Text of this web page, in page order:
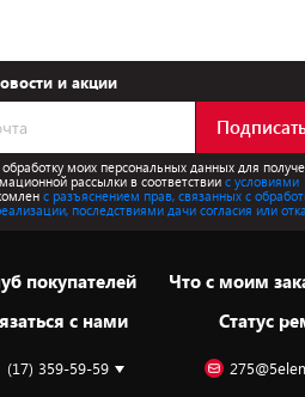
и акции
моих персональных данных для
рассылки в соответствиис условиями
с разъяснением прав, связанных с
последствиями дачи согласия или
покупателей
с нами
Что с моим
Статус
(17) 359-59-59